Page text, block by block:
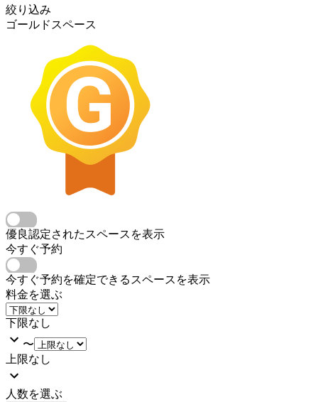
絞り込み
ゴールドスペース
優良認定されたスペースを表示
今すぐ予約
今すぐ予約を確定できるスペースを表示
料金を選ぶ
下限なし
〜
上限なし
人数を選ぶ